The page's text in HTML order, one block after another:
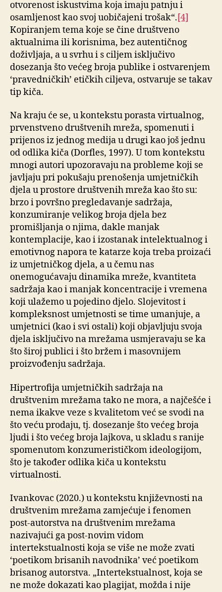
otvorenost iskustvima koja imaju patnju i
osamljenost kao svoj uobičajeni trošak“.[4]
Kopiranjem tema koje se čine društveno
aktualnima ili korisnima, bez autentičnog
doživljaja, a u svrhu i s ciljem isključivo
dosezanja što većeg broja publike i ostvarenjem
‘pravedničkih’ etičkih ciljeva, ostvaruje se takav
tip kiča.
Na kraju će se, u kontekstu porasta virtualnog,
prvenstveno društvenih mreža, spomenuti i
prijenos iz jednog medija u drugi kao još jednu
od odlika kiča (Dorfles, 1997). U tom kontekstu
mnogi autori upozoravaju na probleme koji se
javljaju pri pokušaju prenošenja umjetničkih
djela u prostore društvenih mreža kao što su:
brzo i površno pregledavanje sadržaja,
konzumiranje velikog broja djela bez
promišljanja o njima, dakle manjak
kontemplacije, kao i izostanak intelektualnog i
emotivnog napora te katarze koja treba proizaći
iz umjetničkog djela, a u čemu nas
onemogućavaju dinamika mreže, kvantiteta
sadržaja kao i manjak koncentracije i vremena
koji ulažemo u pojedino djelo. Slojevitost i
kompleksnost umjetnosti se time umanjuje, a
umjetnici (kao i svi ostali) koji objavljuju svoja
djela isključivo na mrežama usmjeravaju se ka
što široj publici i što bržem i masovnijem
proizvođenju sadržaja.
Hipertrofija umjetničkih sadržaja na
društvenim mrežama tako ne mora, a najčešće i
nema ikakve veze s kvalitetom već se svodi na
što veću prodaju, tj. dosezanje što većeg broja
ljudi i što većeg broja lajkova, u skladu s ranije
spomenutom konzumerističkom ideologijom,
što je također odlika kiča u kontekstu
virtualnosti.
Ivankovac (2020.) u kontekstu književnosti na
društvenim mrežama zamjećuje i fenomen
post-autorstva na društvenim mrežama
nazivajući ga post-novim vidom
intertekstualnosti koja se više ne može zvati
‘poetikom brisanih navodnika’ već poetikom
brisanog autorstva. „Intertekstualnost, koja se
ne može dokazati kao plagijat, možda i nije